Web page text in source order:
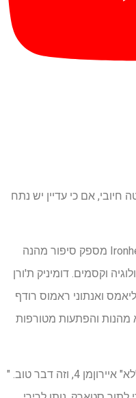
חיובי, אם כי עדיין יש נתח
איירון אקלרינה מהישירה אמרה: "Ironheart מספק סיפור מהנה
וקסמים. דומיניק ת'ורן
ואנתוני ראמוס רודף
והפתעות מטורפות
הכתב ברנדון פופ טלוויזיה אמר שזה "לא" איירוןמן 4, וזה דבר טוב. "